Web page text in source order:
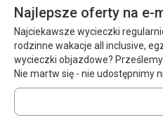
Najlepsze oferty na e-
Najciekawsze wycieczki
rodzinne wakacje all inclusive,
wycieczki objazdowe?
Nie martw się - nie udostępnimy
Wprowadź
swój